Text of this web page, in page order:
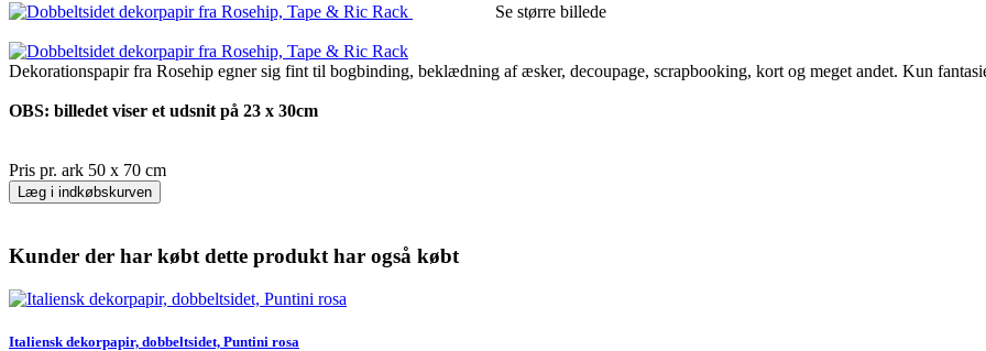
Se større billede
Dekorationspapir fra Rosehip egner sig fint til bogbinding, beklædning af æsker, decoupage, scrapbooking, kort og meget andet. Kun
OBS: billedet viser et udsnit på 23 x 30cm
Pris pr. ark 50 x 70 cm
Læg i indkøbskurven
Kunder der har købt dette produkt har også købt
Italiensk dekorpapir, dobbeltsidet, Puntini rosa